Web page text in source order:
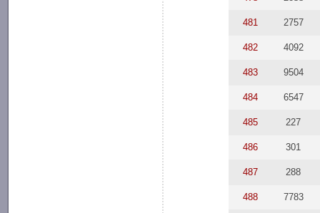
481 2757
482 4092
483 9504
484 6547
485 227
486 301
487 288
488 7783